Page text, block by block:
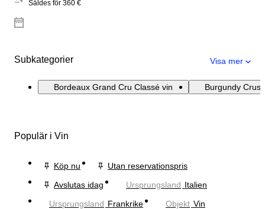
Såldes för 360 €
Subkategorier Visa mer
Bordeaux Grand Cru Classé vin Burgundy Crus
Populär i Vin
Köp nu
Utan reservationspris
Avslutas idag
Ursprungsland Italien
Ursprungsland Frankrike Objekt Vin